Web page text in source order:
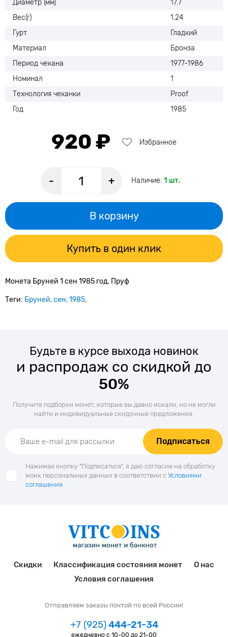
Диаметр (мм)
17.7
Вес(г)
1.24
Гурт
Гладкий
Материал
Бронза
Период чекана
1977-1986
Номинал
1
Технология чеканки
Proof
Год
1985
920 ₽ Избранное
- + Наличие: 1 шт.
В корзину
Купить в один клик
Монета Бруней 1 сен 1985 год. Пруф
Теги: Бруней сен 1985
Будьте в курсе выхода новинок
и распродаж со скидкой до
50%
Получите подборки монет, которые вы давно искали, но не могли
найти и индивидуальные скидочные предложения.
Подписаться
Нажимая кнопку "Подписаться", я даю согласие на обработку
моих персональных данных в соответствии с Условиями
соглашения
Скидки Классификация состояния монет
О нас
Условия соглашения
Отправляем заказы почтой по всей России!
+7 (925)444-21-34
ежедневно с 10-00 до 21-00